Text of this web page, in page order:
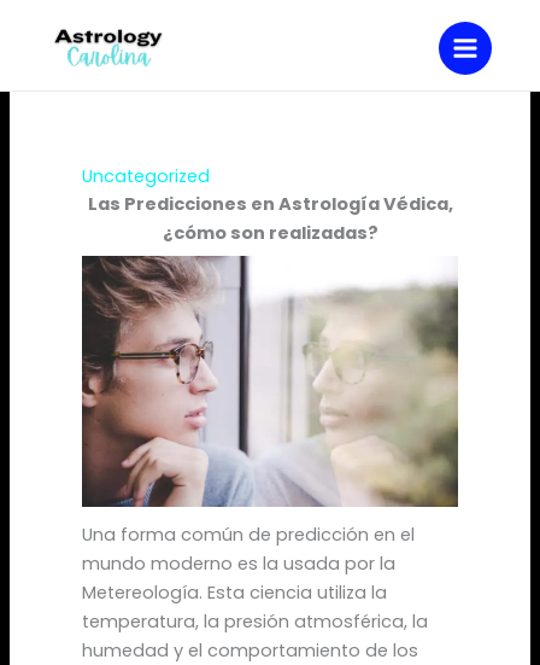
contenido
Uncategorized
Las Predicciones en Astrología Védica,
¿cómo son realizadas?
Una forma común de predicción en el
mundo moderno es la usada por la
Metereología. Esta ciencia utiliza la
temperatura, la presión atmosférica, la
humedad y el comportamiento de los